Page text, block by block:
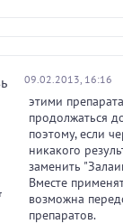
09.02.2013, 16:16
этими
продолжаться
поэтому, если
никакого
заменить
Вместе
возможна
препаратов.